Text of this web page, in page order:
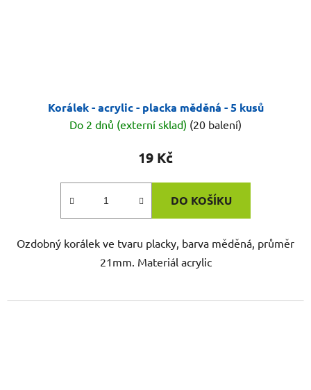
Korálek - acrylic - placka měděná - 5 kusů
Do 2 dnů (externí sklad) (20 balení)
19 Kč
DO KOŠÍKU
Ozdobný korálek ve tvaru placky, barva měděná, průměr
21mm. Materiál acrylic